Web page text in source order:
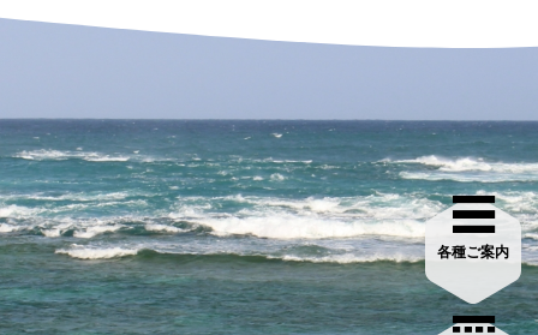
各種ご案内